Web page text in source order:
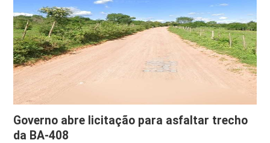
Governo abre licitação para asfaltar trecho
da BA-408